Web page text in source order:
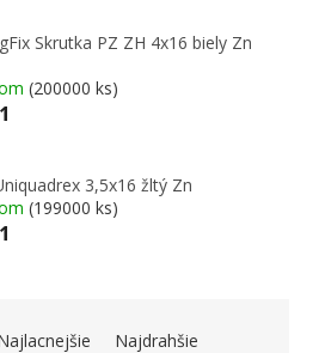
Skrutka PZ ZH 4x16 biely Zn
(200000 ks)
3,5x16 žltý Zn
(199000 ks)
Najdrahšie